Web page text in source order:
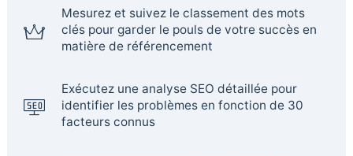
Mesurez et suivez le classement des mots
clés pour garder le pouls de votre succès en
matière de référencement
Exécutez une analyse SEO détaillée pour
identifier les problèmes en fonction de 30
facteurs connus